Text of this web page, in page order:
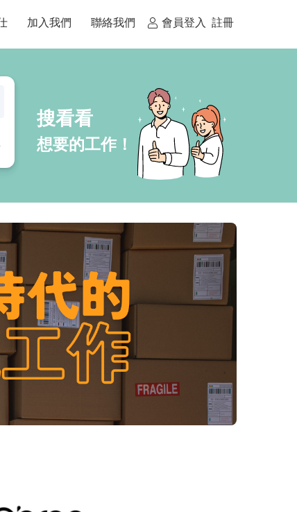
加入我們 聯絡我們 會員登入 註冊
「優仕人力銀行」看到此職缺。
喔！